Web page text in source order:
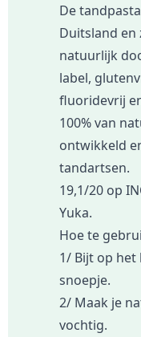
De
Duitsland en
natuurlijk
label,
fluoridevrij
100% van
ontwikkeld
tandartsen.
19,1/20 op
Yuka.
Hoe te
1/ Bijt op
snoepje.
2/ Maak je
vochtig.